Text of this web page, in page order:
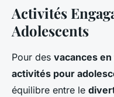
Activités
Adolescents
Pour des vacances en
activités pour
équilibre entre le